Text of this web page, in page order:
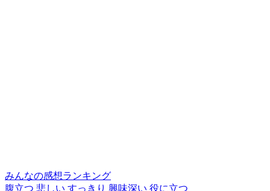
みんなの感想ランキング
腹立つ 悲しい すっきり 興味深い 役に立つ